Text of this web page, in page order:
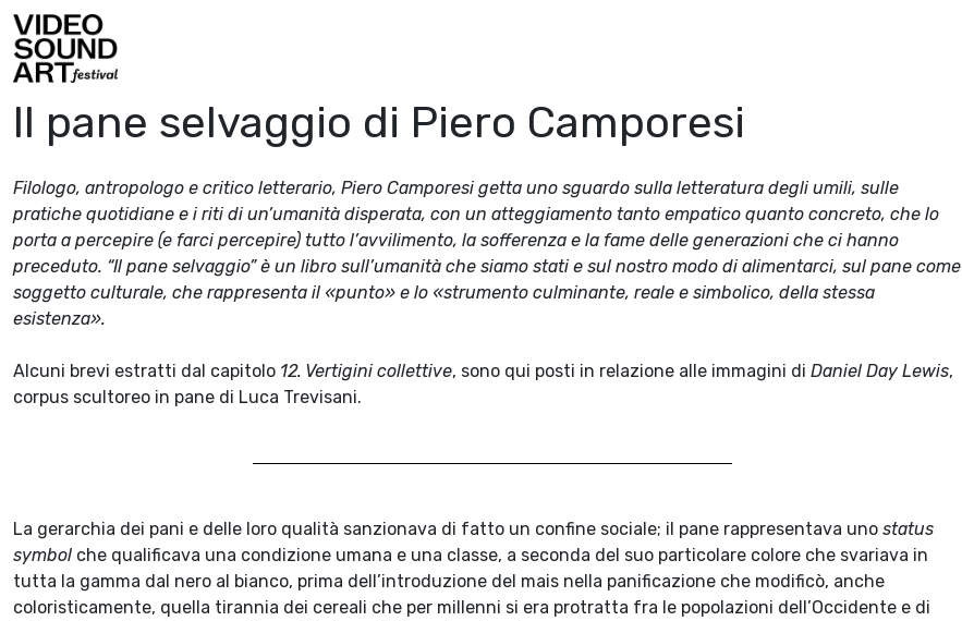
Vai al contenuto
Video Sound Art
Il pane selvaggio di Piero Camporesi
Filologo, antropologo e critico letterario, Piero Camporesi getta uno sguardo sulla letteratura degli umili, sulle
pratiche quotidiane e i riti di un’umanità disperata, con un atteggiamento tanto empatico quanto concreto, che lo
porta a percepire (e farci percepire) tutto l’avvilimento, la sofferenza e la fame delle generazioni che ci hanno
preceduto. “Il pane selvaggio” è un libro sull’umanità che siamo stati e sul nostro modo di alimentarci, sul pane come
soggetto culturale, che rappresenta il «punto» e lo «strumento culminante, reale e simbolico, della stessa
esistenza».
Alcuni brevi estratti dal capitolo 12. Vertigini collettive, sono qui posti in relazione alle immagini di Daniel Day Lewis,
corpus scultoreo in pane di Luca Trevisani.
La gerarchia dei pani e delle loro qualità sanzionava di fatto un confine sociale; il pane rappresentava uno status
symbol che qualificava una condizione umana e una classe, a seconda del suo particolare colore che svariava in
tutta la gamma dal nero al bianco, prima dell’introduzione del mais nella panificazione che modificò, anche
coloristicamente, quella tirannia dei cereali che per millenni si era protratta fra le popolazioni dell’Occidente e di